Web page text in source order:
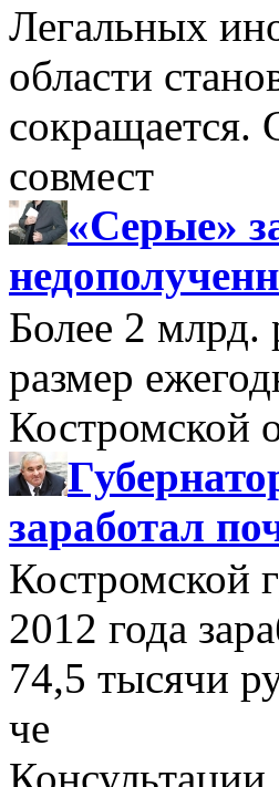
Легальных
области
сокращается.
совмест
«Серые»
Более 2 млрд.
размер
Костромской
заработал
Костромской
2012 года
74,5 тысячи
че
Консультации